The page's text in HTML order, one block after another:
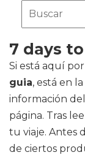
7 days
Si está aquí
guia, está en
información
página. Tras
tu viaje. Antes
de ciertos